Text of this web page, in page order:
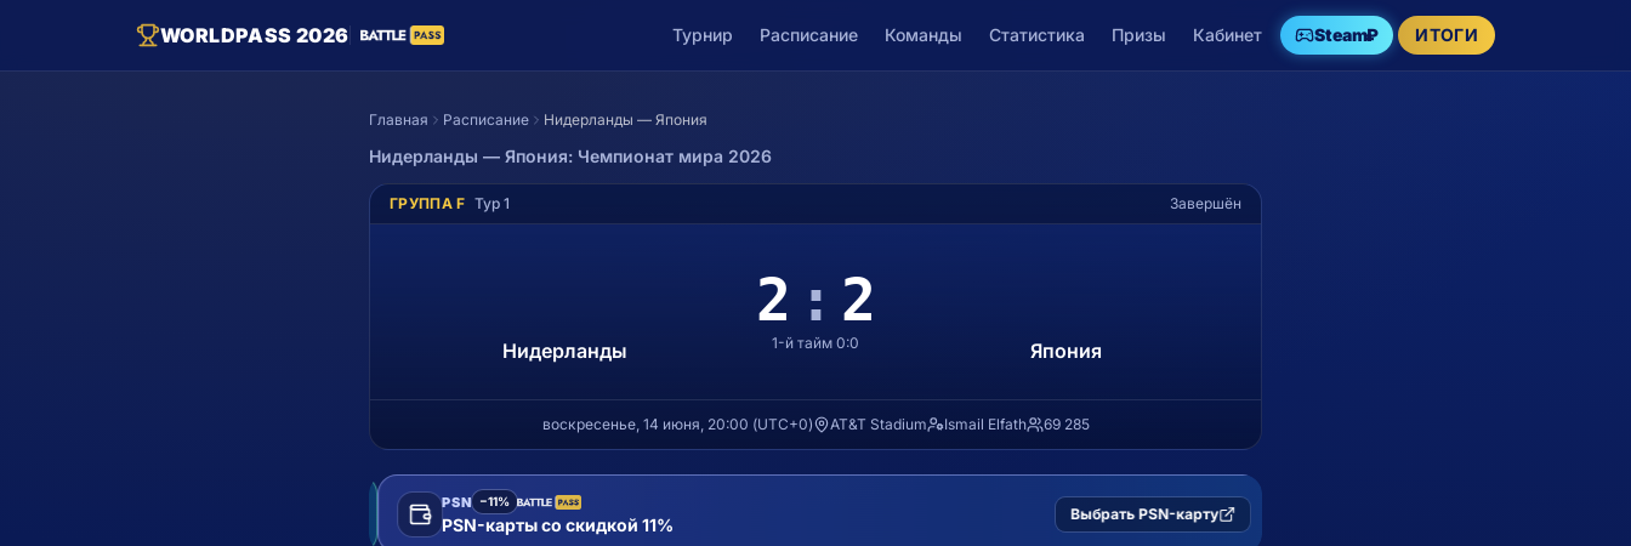
WORLDPASS 2026 Турнир Расписание Команды Статистика Призы Кабинет Steam₽ ИТОГИ
Главная Расписание Нидерланды — Япония
Нидерланды — Япония: Чемпионат мира 2026
ГРУППА F Тур1 Завершён
Нидерланды
2 : 2
1-й тайм 0:0 Япония
воскресенье, 14 июня, 20:00 (UTC+0) AT&T Stadium Ismail Elfath 69 285
PSN −11%
PSN-карты со скидкой 11%
Выбрать PSN-карту